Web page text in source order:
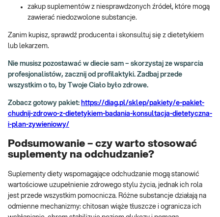
zakup suplementów z niesprawdzonych źródeł, które mogą
zawierać niedozwolone substancje.
Zanim kupisz, sprawdź producenta i skonsultuj się z dietetykiem
lub lekarzem.
Nie musisz pozostawać w diecie sam – skorzystaj ze wsparcia
profesjonalistów, zacznij od profilaktyki. Zadbaj przede
wszystkim o to, by Twoje Ciało było zdrowe.
Zobacz gotowy pakiet: https://diag.pl/sklep/pakiety/e-pakiet-
chudnij-zdrowo-z-dietetykiem-badania-konsultacja-dietetyczna-
i-plan-zywieniowy/
Podsumowanie – czy warto stosować
suplementy na odchudzanie?
Suplementy diety wspomagające odchudzanie mogą stanowić
wartościowe uzupełnienie zdrowego stylu życia, jednak ich rola
jest przede wszystkim pomocnicza. Różne substancje działają na
odmienne mechanizmy: chitosan wiąże tłuszcze i ogranicza ich